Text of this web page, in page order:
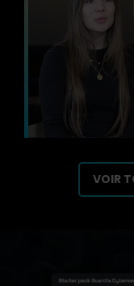
VOIR